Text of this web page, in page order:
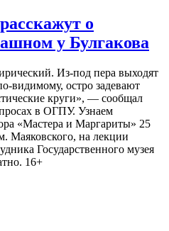
о
у Булгакова
Из-под пера выходят
видимому, остро задевают
круги», — сообщал
в ОГПУ. Узнаем
«Мастера и Маргариты» 25
Маяковского, на лекции
Государственного музея
16+